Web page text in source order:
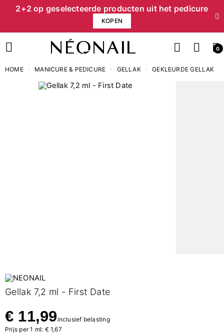
2+2 op geselecteerde producten uit het pedicure
KOPEN
0
HOME MANICURE & PEDICURE GELLAK GEKLEURDE GELLAK
Gellak 7,2 ml - First Date
€ 11,99inclusief belasting
Prijs per 1 ml: € 1,67